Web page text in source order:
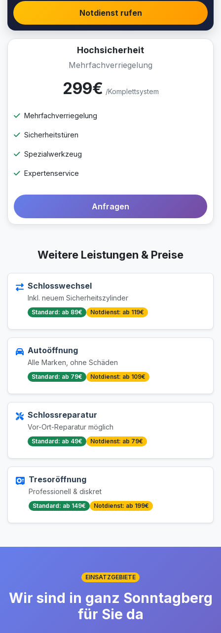
Notdienst rufen
Hochsicherheit
Mehrfachverriegelung
299€ /Komplettsystem
Mehrfachverriegelung
Sicherheitstüren
Spezialwerkzeug
Expertenservice
Anfragen
Weitere Leistungen & Preise
Schlosswechsel
Inkl. neuem Sicherheitszylinder
Standard: ab 89€ Notdienst: ab 119€
Autoöffnung
Alle Marken, ohne Schäden
Standard: ab 79€ Notdienst: ab 109€
Schlossreparatur
Vor-Ort-Reparatur möglich
Standard: ab 49€ Notdienst: ab 79€
Tresoröffnung
Professionell & diskret
Standard: ab 149€ Notdienst: ab 199€
EINSATZGEBIETE
Wir sind in ganz Sonntagberg
für Sie da